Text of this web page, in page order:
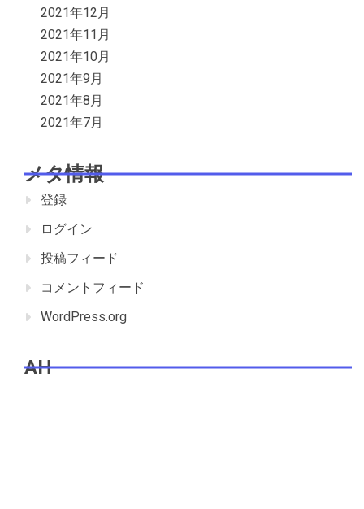
2021年12月
2021年11月
2021年10月
2021年9月
2021年8月
2021年7月
メタ情報
登録
ログイン
投稿フィード
コメントフィード
WordPress.org
AH